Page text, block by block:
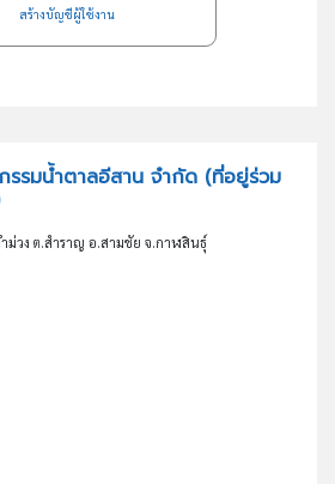
สร้างบัญชีผู้ใช้งาน
รมน้ำตาลอีสาน จำกัด (ที่อยู่ร่วม
ม่วง ต.สำราญ อ.สามชัย จ.กาฬสินธุ์